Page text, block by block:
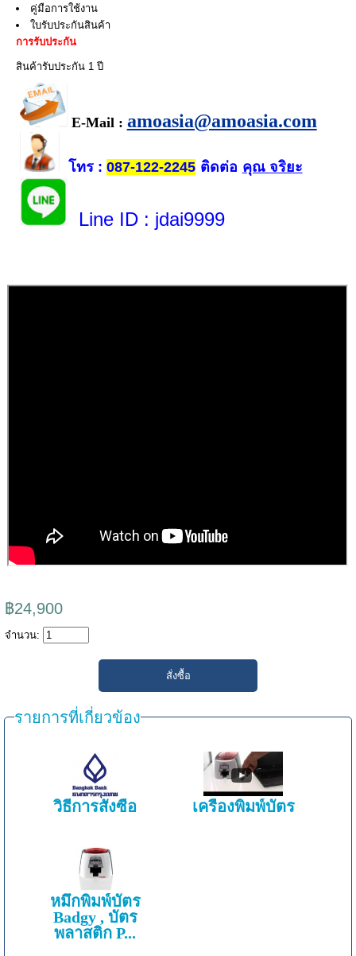
คู่มือการใช้งาน
ใบรับประกันสินค้า
การรับประกัน
สินค้ารับประกัน 1 ปี
E-Mail : amoasia@amoasia.com
โทร: 087-122-2245ติดต่อ คุณ จริยะ
Line ID : jdai9999
฿24,900
จำนวน:
รายการที่เกี่ยวข้อง
วิธีการสั่งซื้อ เครื่องพิมพ์บัตร
หมึกพิมพ์บัตร
Badgy , บัตร
พลาสติก P...